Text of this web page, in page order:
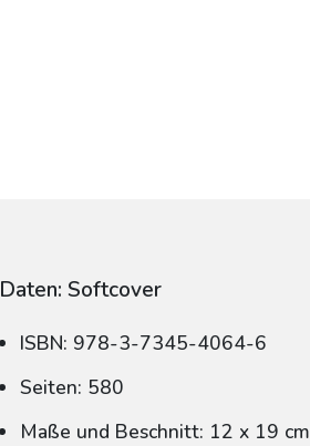
Daten: Softcover
ISBN: 978-3-7345-4064-6
Seiten: 580
Maße und Beschnitt: 12 x 19 cm